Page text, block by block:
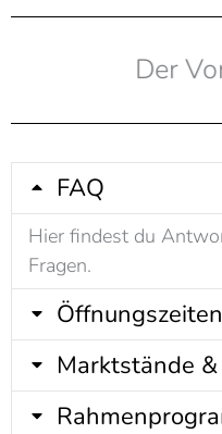
Der
FAQ
Hier findest du
Fragen.
Marktstände